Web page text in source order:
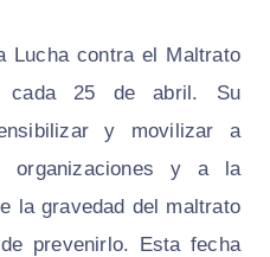
Lucha contra el Maltrato
cada 25 de abril. Su
y movilizar a
organizaciones y a la
la gravedad del maltrato
prevenirlo. Esta fecha